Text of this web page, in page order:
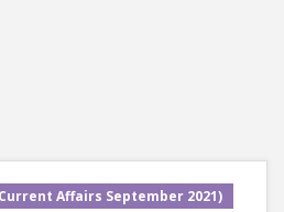
Affairs September 2021)